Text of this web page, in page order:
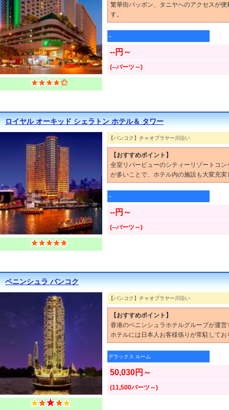
繁華街パッポン、タニヤへのアクセスが
す。
--
--円～
(--バーツ～)
ロイヤル オーキッド シェラトン ホテル＆ タワー
【バンコク】チャオプラヤー川沿い
【おすすめポイント】
全室リバービューのシティーリゾートコ
が多いことで、ホテル内の施設も大変充実
--
--円～
(--バーツ～)
ペニンシュラ バンコク
【バンコク】チャオプラヤー川沿い
【おすすめポイント】
香港のペニンシュラホテルグループが運
ホテルには日本人お客様係りが常駐して
デラックス ルーム
50,030円～
(11,500バーツ～)